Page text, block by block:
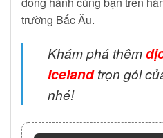
trường Bắc Âu.
Khám phá thêm
Icelandtrọn gói
nhé!